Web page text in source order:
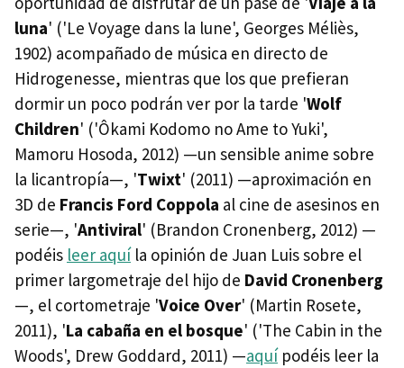
luna' ('Le Voyage dans la lune', Georges Méliès,
1902) acompañado de música en directo de
Hidrogenesse, mientras que los que prefieran
dormir un poco podrán ver por la tarde 'Wolf
Children' ('Ôkami Kodomo no Ame to Yuki',
Mamoru Hosoda, 2012) —un sensible anime sobre
la licantropía—, 'Twixt' (2011) —aproximación en
3D de Francis Ford Coppola al cine de asesinos en
serie—, 'Antiviral' (Brandon Cronenberg, 2012) —
podéis leer aquíla opinión de Juan Luis sobre el
primer largometraje del hijo de David Cronenberg
—, el cortometraje 'Voice Over' (Martin Rosete,
2011), 'La cabaña en el bosque' ('The Cabin in the
Woods', Drew Goddard, 2011) —aquípodéis leer la